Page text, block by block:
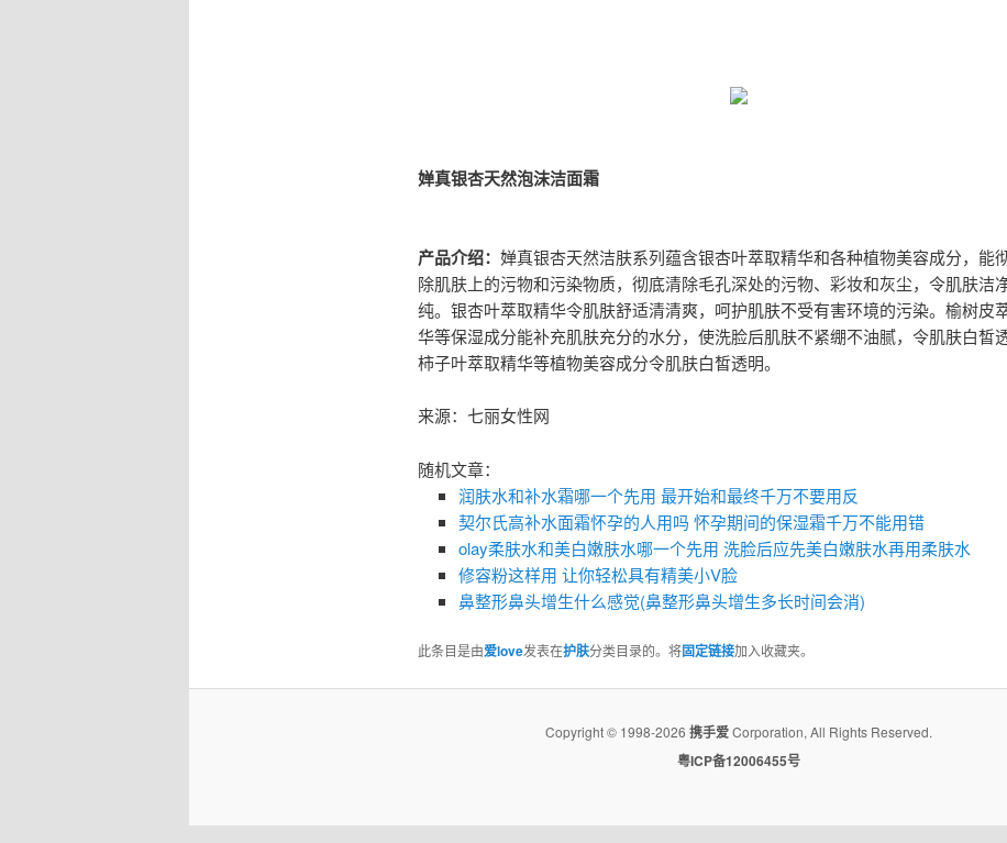
婵真银杏天然泡沫洁面霜
产品介绍： 婵真银杏天然洁肤系列蕴含银杏叶萃取精华和各种植物美容成分，能
除肌肤上的污物和污染物质，彻底清除毛孔深处的污物、彩妆和灰尘，令肌肤洁
纯。银杏叶萃取精华令肌肤舒适清清爽，呵护肌肤不受有害环境的污染。榆树皮
华等保湿成分能补充肌肤充分的水分，使洗脸后肌肤不紧绷不油腻，令肌肤白皙透
柿子叶萃取精华等植物美容成分令肌肤白皙透明。
来源：七丽女性网
随机文章：
润肤水和补水霜哪一个先用 最开始和最终千万不要用反
契尔氏高补水面霜怀孕的人用吗 怀孕期间的保湿霜千万不能用错
olay柔肤水和美白嫩肤水哪一个先用 洗脸后应先美白嫩肤水再用柔肤水
修容粉这样用 让你轻松具有精美小V脸
鼻整形鼻头增生什么感觉(鼻整形鼻头增生多长时间会消)
此条目是由爱love发表在护肤分类目录的。将固定链接加入收藏夹。
Copyright © 1998-2026 携手爱Corporation, All Rights Reserved.
粤ICP备12006455号